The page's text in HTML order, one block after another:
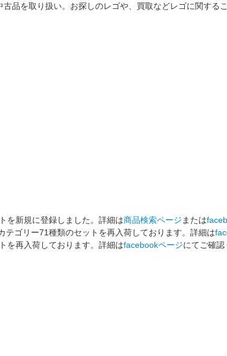
品を取り扱い。お探しのレゴや、買取などレゴに関する
を新規に登録しました。詳細は商品検索ページまたは
ゴリー71種類のセットを再入荷しております。詳細は
を再入荷しております。詳細はfacebookページにてご確認